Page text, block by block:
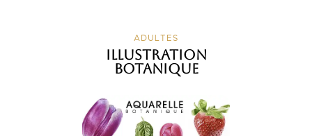
ADULTES
Illustration
botanique